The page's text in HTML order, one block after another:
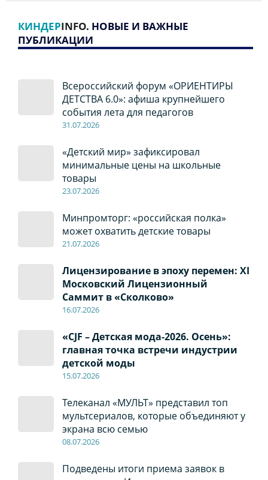
КИНДЕРINFO. НОВЫЕ И ВАЖНЫЕ
ПУБЛИКАЦИИ
Всероссийский форум «ОРИЕНТИРЫ
ДЕТСТВА 6.0»: афиша крупнейшего
события лета для педагогов
31.07.2026
«Детский мир» зафиксировал
минимальные цены на школьные
товары
23.07.2026
Минпромторг: «российская полка»
может охватить детские товары
21.07.2026
Лицензирование в эпоху перемен: XI
Московский Лицензионный
Саммит в «Сколково»
16.07.2026
«CJF – Детская мода-2026. Осень»:
главная точка встречи индустрии
детской моды
15.07.2026
Телеканал «МУЛЬТ» представил топ
мультсериалов, которые объединяют у
экрана всю семью
08.07.2026
Подведены итоги приема заявок в